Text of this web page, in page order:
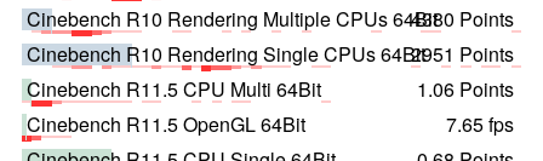
Cinebench R10 Rendering Multiple CPUs 64Bit4380 Points
Cinebench R10 Rendering Single CPUs 64Bit2951 Points
Cinebench R11.5 CPU Multi 64Bit
1.06 Points
Cinebench R11.5 OpenGL 64Bit
7.65 fps